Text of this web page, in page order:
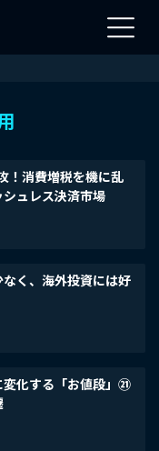
！消費増税を機に乱
ュレス決済市場
く、海外投資には好
化する「お値段」㉑